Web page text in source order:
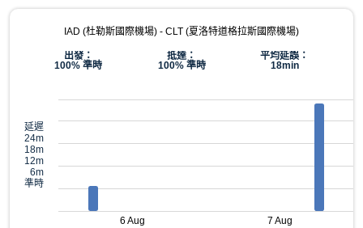
IAD (杜勒斯國際機場) - CLT (夏洛特道格拉斯國際機場)
出發：
100% 準時
抵達：
100% 準時
平均延誤：
18min
延遲
24m
18m
12m
6m
準時
6 Aug 7 Aug